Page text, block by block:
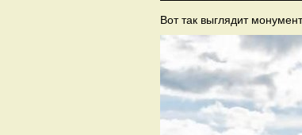
Вот так выглядит